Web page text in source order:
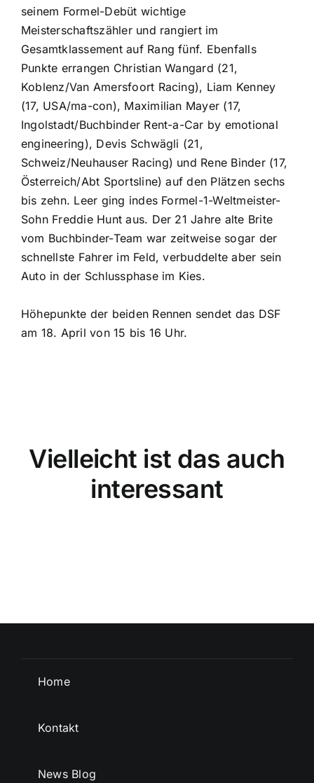
seinem Formel-Debüt wichtige
Meisterschaftszähler und rangiert im
Gesamtklassement auf Rang fünf. Ebenfalls
Punkte errangen Christian Wangard (21,
Koblenz/Van Amersfoort Racing), Liam Kenney
(17, USA/ma-con), Maximilian Mayer (17,
Ingolstadt/Buchbinder Rent-a-Car by emotional
engineering), Devis Schwägli (21,
Schweiz/Neuhauser Racing) und Rene Binder (17,
Österreich/Abt Sportsline) auf den Plätzen sechs
bis zehn. Leer ging indes Formel-1-Weltmeister-
Sohn Freddie Hunt aus. Der 21 Jahre alte Brite
vom Buchbinder-Team war zeitweise sogar der
schnellste Fahrer im Feld, verbuddelte aber sein
Auto in der Schlussphase im Kies.
Höhepunkte der beiden Rennen sendet das DSF
am 18. April von 15 bis 16 Uhr.
Vielleicht ist das auch
interessant
Home
Kontakt
News Blog